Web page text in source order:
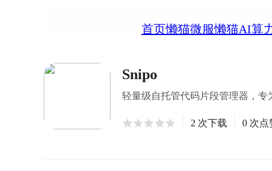
首页懒猫微服懒猫AI算
Snipo
轻量级自托管代码片段管理器，
2 次下载 0 次点